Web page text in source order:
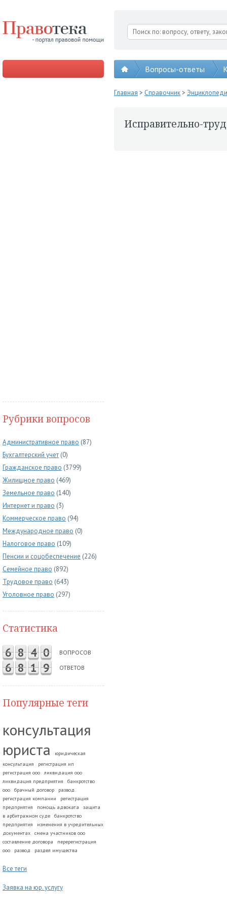
Вопросы-ответы
Рубрики вопросов
Административное право (87)
Бухгалтерский учет (0)
Гражданское право (3799)
Жилищное право (469)
Земельное право (140)
Интернет и право (3)
Коммерческое право (94)
Международное право (0)
Налоговое право (109)
Пенсии и соцобеспечение (226)
Семейное право (892)
Трудовое право (643)
Уголовное право (297)
Статистика
6 8 4 0 ВОПРОСОВ
6 8 1 9 ОТВЕТОВ
Популярные теги
консультация
юриста
юридическая
консультация
регистрация ип
регистрация ооо
ликвидация ооо
ликвидация предприятия
банкротство
ооо
брачный договор
развод.
регистрация компании
регистрация
предприятия
помощь адвоката
защита
в арбитражном суде
банкротство
предприятия
изменения в учредительных
документах
смена участников ооо
составление договора
перерегистрация
ооо
развод раздел имущества
Все теги
Заявка на юр. услугу
Главная > Справочник>
Исправительно-